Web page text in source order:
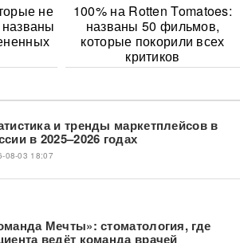
не
100% на Rotten Tomatoes:
названы 50 фильмов,
которые покорили всех
критиков
и тренды маркетплейсов в
в 2025–2026 годах
08-03 18:07
Мечты»: стоматология, где
ведёт команда врачей